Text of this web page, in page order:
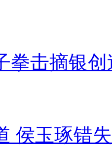
拳击摘银
侯玉琢错